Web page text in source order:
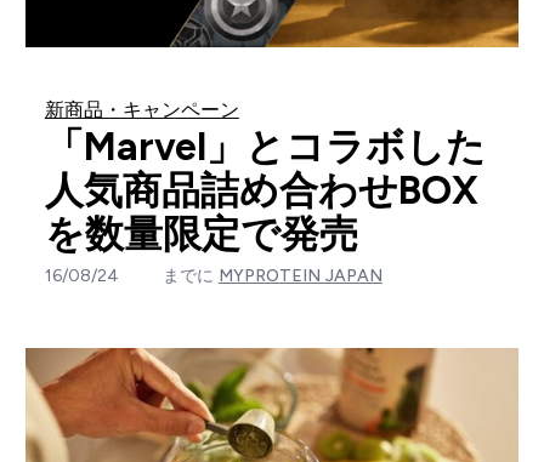
新商品・キャンペーン
「Marvel」とコラボした
人気商品詰め合わせBOX
を数量限定で発売
16/08/24 までに MYPROTEIN JAPAN